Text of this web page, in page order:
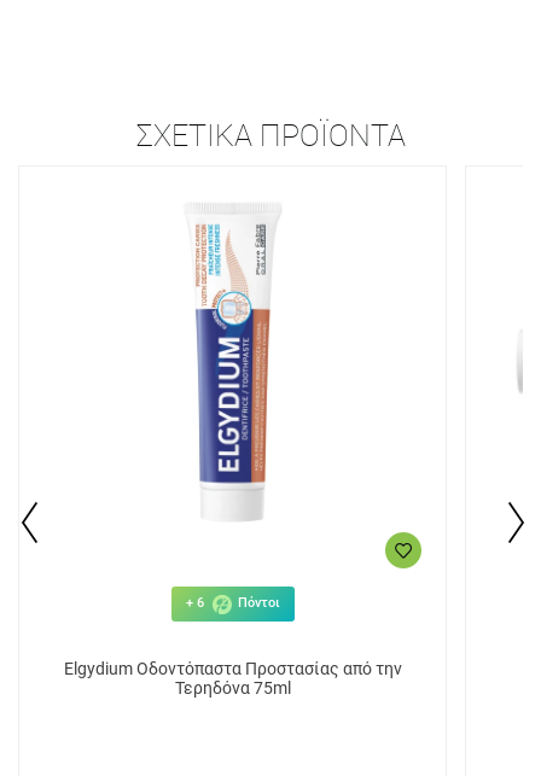
ΣΧΕΤΙΚΆ ΠΡΟΪΌΝΤΑ
+ 6 Πόντοι
Elgydium Οδοντόπαστα Προστασίας από την
Τερηδόνα 75ml